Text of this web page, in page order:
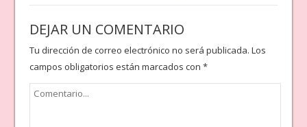
DEJAR UN COMENTARIO
Tu dirección de correo electrónico no será publicada. Los
campos obligatorios están marcados con *